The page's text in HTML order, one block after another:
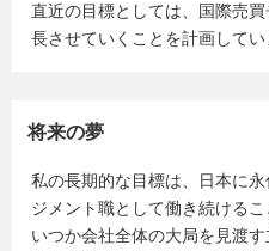
直近の目標としては、国際売
長させていくことを計画してい
将来の夢
私の長期的な目標は、日本に
ジメント職として働き続けるこ
いつか会社全体の大局を見渡